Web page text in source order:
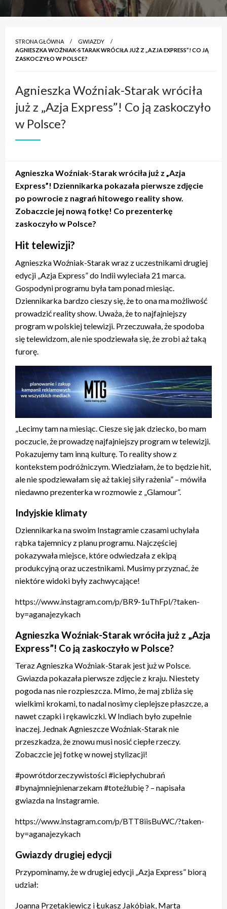
STRONA GŁÓWNA
GWIAZDY
AGNIESZKA WOŹNIAK-STARAK WRÓCIŁA JUŻ Z „AZJA EXPRESS”! CO JĄ
ZASKOCZYŁO W POLSCE?
Agnieszka Woźniak-Starak wróciła
już z „Azja Express”! Co ją zaskoczyło
w Polsce?
Agnieszka Woźniak-Starak wróciła już z „Azja
Express”! Dziennikarka pokazała pierwsze zdjęcie
po powrocie z nagrań hitowego reality show.
Zobaczcie jej nową fotkę! Co prezenterkę
zaskoczyło w Polsce?
Hit telewizji?
Agnieszka Woźniak-Starak wraz z uczestnikami drugiej
edycji „Azja Express” do Indii wyleciała 21 marca.
Gospodyni programu była tam ponad miesiąc.
Dziennikarka bardzo cieszy się, że to ona ma możliwość
prowadzić reality show. Uważa, że to najfajniejszy
program w polskiej telewizji. Przeczuwała, że spodoba
się telewidzom, ale nie spodziewała się, że zrobi aż taką
furorę.
„Lecimy tam na miesiąc. Ciesze się jak dziecko, bo mam
poczucie, że prowadzę najfajniejszy program w telewizji.
Pokazujemy tam inną kulturę. To reality show z
kontekstem podróżniczym. Wiedziałam, że to będzie hit,
ale nie spodziewałam się aż takiej siły rażenia” – mówiła
niedawno prezenterka w rozmowie z „Glamour”.
Indyjskie klimaty
Dziennikarka na swoim Instagramie czasami uchylała
rąbka tajemnicy z planu programu. Najczęściej
pokazywała miejsce, które odwiedzała z ekipą
produkcyjną oraz uczestnikami. Musimy przyznać, że
niektóre widoki były zachwycające!
https://www.instagram.com/p/BR9-1uThFpl/?taken-
by=aganajezykach
Agnieszka Woźniak-Starak wróciła już z „Azja
Express”! Co ją zaskoczyło w Polsce?
Teraz Agnieszka Woźniak-Starak jest już w Polsce.
Gwiazda pokazała pierwsze zdjęcie z kraju. Niestety
pogoda nas nie rozpieszcza. Mimo, że maj zbliża się
wielkimi krokami, to nadal nosimy cieplejsze płaszcze, a
nawet czapki i rękawiczki. W Indiach było zupełnie
inaczej. Jednak Agnieszcze Woźniak-Starak nie
przeszkadza, że znowu musi nosić ciepłe rzeczy.
Zobaczcie jej fotkę w nowej stylizacji!
#powrótdorzeczywistości #iciepłychubrań
#bynajmniejnienarzekam #toteżlubię ? – napisała
gwiazda na Instagramie.
https://www.instagram.com/p/BTT8iisBuWC/?taken-
by=aganajezykach
Gwiazdy drugiej edycji
Przypominamy, że w drugiej edycji „Azja Express” biorą
udział:
Joanna Przetakiewicz i Łukasz Jakóbiak, Marta